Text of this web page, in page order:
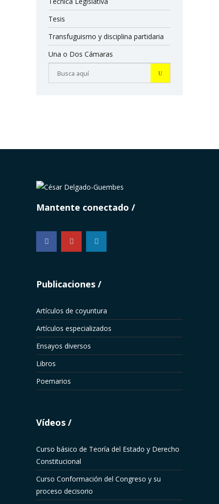
Tesis
Transfuguismo y disciplina partidaria
Una o Dos Cámaras
Mantente conectado
...
Publicaciones
Artículos de coyuntura
Artículos especializados
Ensayos diversos
Libros
Poemarios
Vídeos
Curso básico de Teoría del Estado y Derecho
Constitucional
Curso Conformación del Congreso y su
proceso decisorio